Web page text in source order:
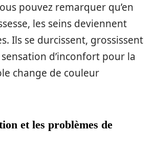
pouvez remarquer qu’en
les seins deviennent
Ils se durcissent, grossissent
d’inconfort pour la
change de couleur
et les problèmes de